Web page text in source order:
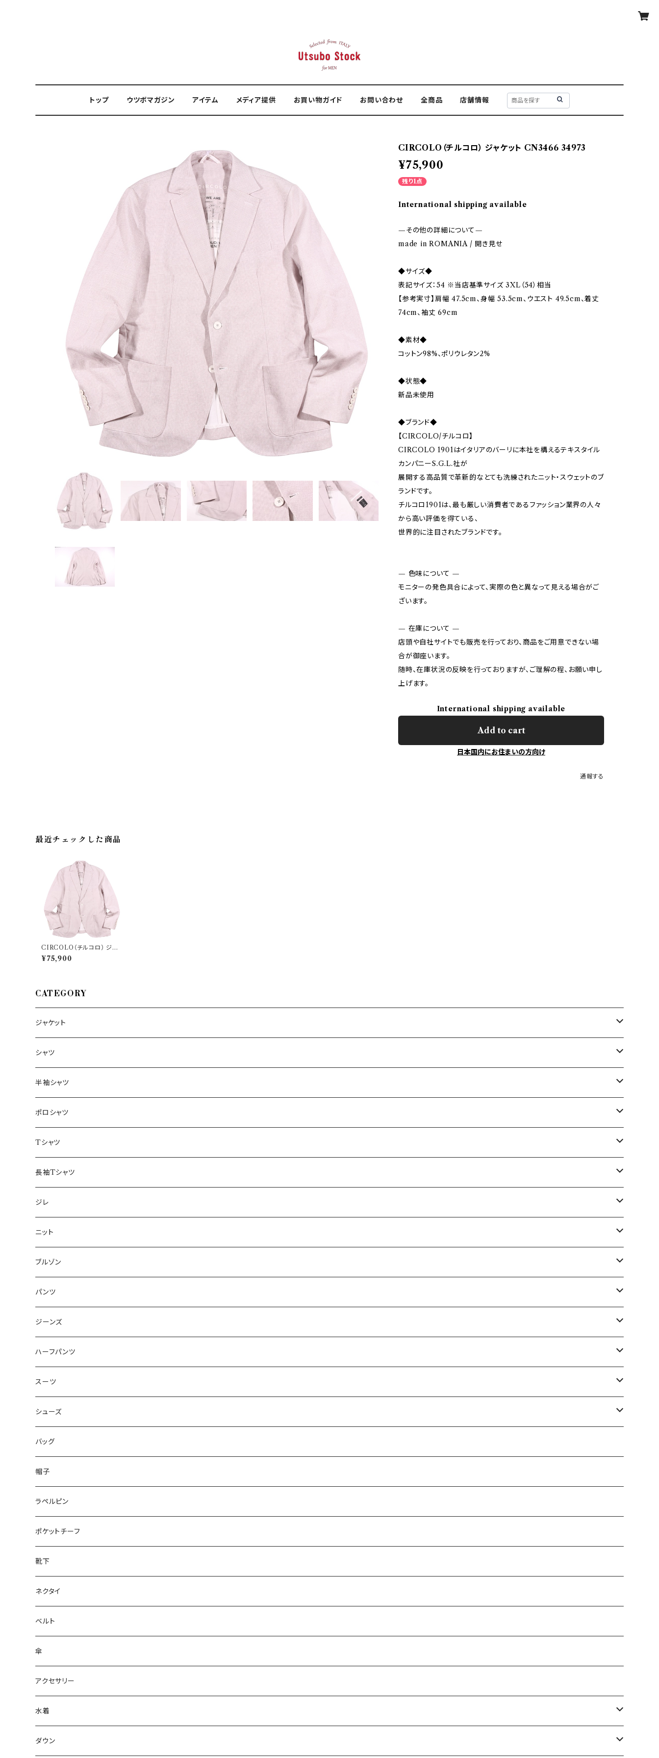
トップ ウツボマガジン アイテム メディア提供 お買い物ガイド お問い合わせ 全商品 店舗情報
CIRCOLO（チルコロ） ジャケット CN3466 34973
¥75,900
残り1点
International shipping available
—その他の詳細について—
made in ROMANIA / 開き見せ
◆サイズ◆
表記サイズ：54 ※当店基準サイズ 3XL（54）相当
【参考実寸】肩幅 47.5cm、身幅 53.5cm、ウエスト 49.5cm、着丈
74cm、袖丈 69cm
◆素材◆
コットン98%、ポリウレタン2%
◆状態◆
新品未使用
◆ブランド◆
【CIRCOLO/チルコロ】
CIRCOLO 1901はイタリアのバーリに本社を構えるテキスタイル
カンパニーS.G.L.社が
展開する高品質で革新的なとても洗練されたニット・スウェットのブ
ランドです。
チルコロ1901は、最も厳しい消費者であるファッション業界の人々
から高い評価を得ている、
世界的に注目されたブランドです。
— 色味について —
モニターの発色具合によって、実際の色と異なって見える場合がご
ざいます。
— 在庫について —
店頭や自社サイトでも販売を行っており、商品をご用意できない場
合が御座います。
随時、在庫状況の反映を行っておりますが、ご理解の程、お願い申し
上げます。
International shipping available
Add to cart
日本国内にお住まいの方向け
通報する
最近チェックした商品
CIRCOLO（チルコロ） ジャ
ケット CN3466 34973
¥75,900
CATEGORY
ジャケット
～44/S
46/M
48/L
50/XL～
シャツ
～44/S
46/M
48/L
50/XL～
半袖シャツ
～44/S
46/M
48/L
50/XL～
ポロシャツ
～44/S
46/M
48/L
50/XL～
Tシャツ
～44/S
46/M
48/L
50/XL～
長袖Tシャツ
～44/S
46/M
48/L
50/XL～
ジレ
～44/S
46/M
48/L
50/XL～
ニット
～44/S
46/M
48/L
50/XL～
ブルゾン
～44/S
46/M
48/L
50/XL～
パンツ
～44/S
46/M
48/L
50/XL～
ジーンズ
～44/S
46/M
48/L
50/XL～
ハーフパンツ
～44/S
46/M
48/L
50/XL～
スーツ
～44/S
46/M
48/L
50/XL～
シューズ
～25.5cm
26cm～
27cm～
28cm～
バッグ
帽子
ラペルピン
ポケットチーフ
靴下
ネクタイ
ベルト
傘
アクセサリー
水着
～44/S
ダウン